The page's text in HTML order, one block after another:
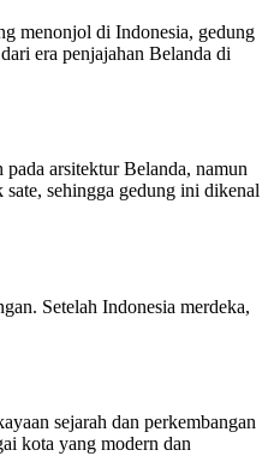
menonjol di Indonesia, gedung
era penjajahan Belanda di
arsitektur Belanda, namun
sehingga gedung ini dikenal
Setelah Indonesia merdeka,
sejarah dan perkembangan
kota yang modern dan